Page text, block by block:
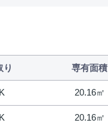
り 専有面積
20.16㎡
20.16㎡